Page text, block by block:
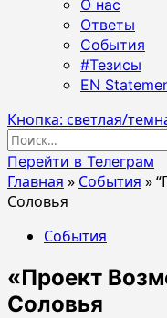
О нас
Ответы
События
#Тезисы
EN
Кнопка: светлая/
Найти:
Перейти в Телеграм
Главная » События »
Соловья
События
«Проект
Соловья